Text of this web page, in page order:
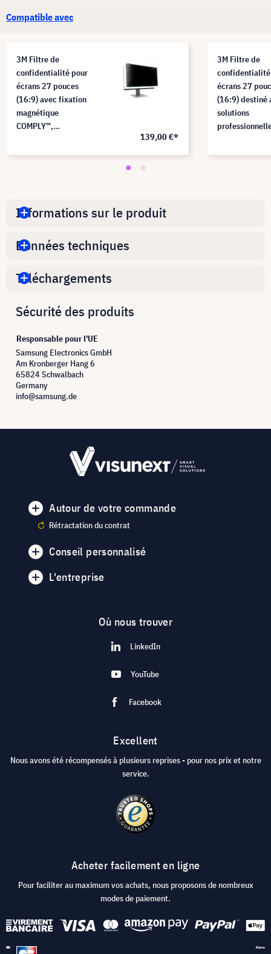
Compatible avec
3M Filtre de
confidentialité pour
écrans 27 pouces
(16:9) avec fixation
magnétique
COMPLY™,
139,00 €*
3M Filtre de
écrans 27
(16:9) destiné
solutions
données au
Informations sur le produit
Données techniques
Téléchargements
Sécurité des produits
Responsable pour l'UE
Samsung Electronics GmbH
Am Kronberger Hang 6
65824 Schwalbach
Germany
info@samsung.de
Autour de votre commande
Rétractation du contrat
Conseil personnalisé
L'entreprise
Où nous trouver
LinkedIn
YouTube
Facebook
Excellent
Nous avons été récompensés à plusieurs reprises - pour nos prix et notre
service.
Acheter facilement en ligne
Pour faciliter au maximum vos achats, nous proposons de nombreux
modes de paiement.